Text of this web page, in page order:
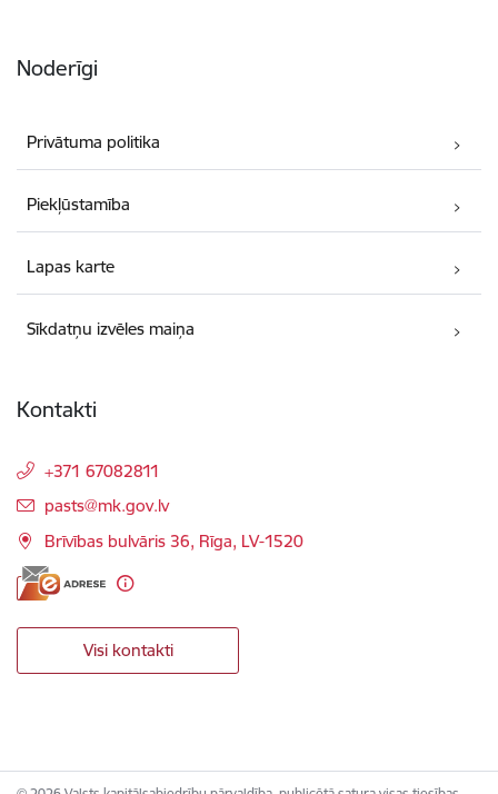
Noderīgi
Privātuma politika
Piekļūstamība
Lapas karte
Sīkdatņu izvēles maiņa
Kontakti
+371 67082811
E-pasts:
pasts@mk.gov.lv
Brīvības bulvāris 36, Rīga, LV-1520
Visi kontakti